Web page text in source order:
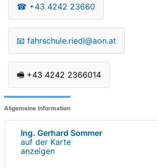
☎ +43 4242 23660
📧 fahrschule.riedl@aon.at
🖷 +43 4242 2366014
Allgemeine Information
Ing. Gerhard Sommer
auf der Karte
anzeigen